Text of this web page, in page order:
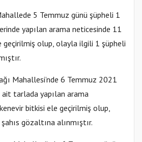
5 Temmuz günü şüpheli 1
yapılan arama neticesinde 11
geçirilmiş olup, olayla ilgili 1 şüpheli
Mahallesi’nde 6 Temmuz 2021
tarlada yapılan arama
bitkisi ele geçirilmiş olup,
gözaltına alınmıştır.